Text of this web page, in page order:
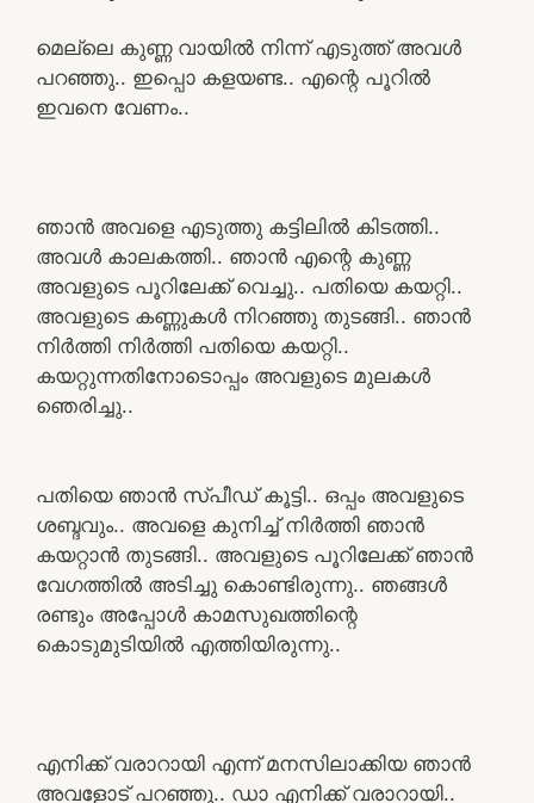
മെല്ലെ കുണ്ണ വായിൽ നിന്ന് എടുത്ത് അവൾ
പറഞ്ഞു.. ഇപ്പൊ കളയണ്ട.. എന്റെ പൂറിൽ
ഇവനെ വേണം..
ഞാൻ അവളെ എടുത്തു കട്ടിലിൽ കിടത്തി..
അവൾ കാലകത്തി.. ഞാൻ എന്റെ കുണ്ണ
അവളുടെ പൂറിലേക്ക് വെച്ചു.. പതിയെ കയറ്റി..
അവളുടെ കണ്ണുകൾ നിറഞ്ഞു തുടങ്ങി.. ഞാൻ
നിർത്തി നിർത്തി പതിയെ കയറ്റി..
കയറ്റുന്നതിനോടൊപ്പം അവളുടെ മുലകൾ
ഞെരിച്ചു..
പതിയെ ഞാൻ സ്പീഡ് കൂട്ടി.. ഒപ്പം അവളുടെ
ശബ്ദവും.. അവളെ കുനിച്ച് നിർത്തി ഞാൻ
കയറ്റാൻ തുടങ്ങി.. അവളുടെ പൂറിലേക്ക് ഞാൻ
വേഗത്തിൽ അടിച്ചു കൊണ്ടിരുന്നു.. ഞങ്ങൾ
രണ്ടും അപ്പോൾ കാമസുഖത്തിന്റെ
കൊടുമുടിയിൽ എത്തിയിരുന്നു..
എനിക്ക് വരാറായി എന്ന് മനസിലാക്കിയ ഞാൻ
അവളോട് പറഞ്ഞു.. ഡാ എനിക്ക് വരാറായി..